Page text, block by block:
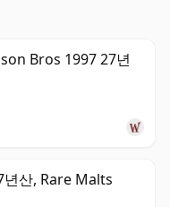
Bros 1997 27년
산, Rare Malts